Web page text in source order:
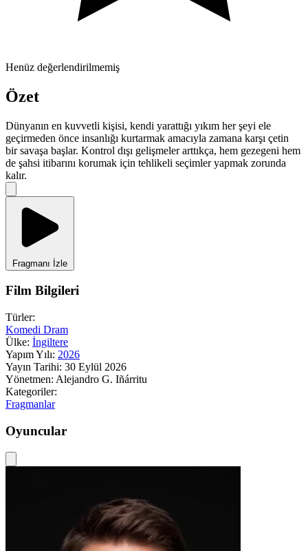
Henüz değerlendirilmemiş
Özet
Dünyanın en kuvvetli kişisi, kendi yarattığı yıkım her şeyi ele
geçirmeden önce insanlığı kurtarmak amacıyla zamana karşı çetin
bir savaşa başlar. Kontrol dışı gelişmeler arttıkça, hem gezegeni hem
de şahsi itibarını korumak için tehlikeli seçimler yapmak zorunda
kalır.
Fragmanı İzle
Film Bilgileri
Türler:
Komedi Dram
Ülke: İngiltere
Yapım Yılı: 2026
Yayın Tarihi: 30 Eylül 2026
Yönetmen: Alejandro G. Iñárritu
Kategoriler:
Fragmanlar
Oyuncular